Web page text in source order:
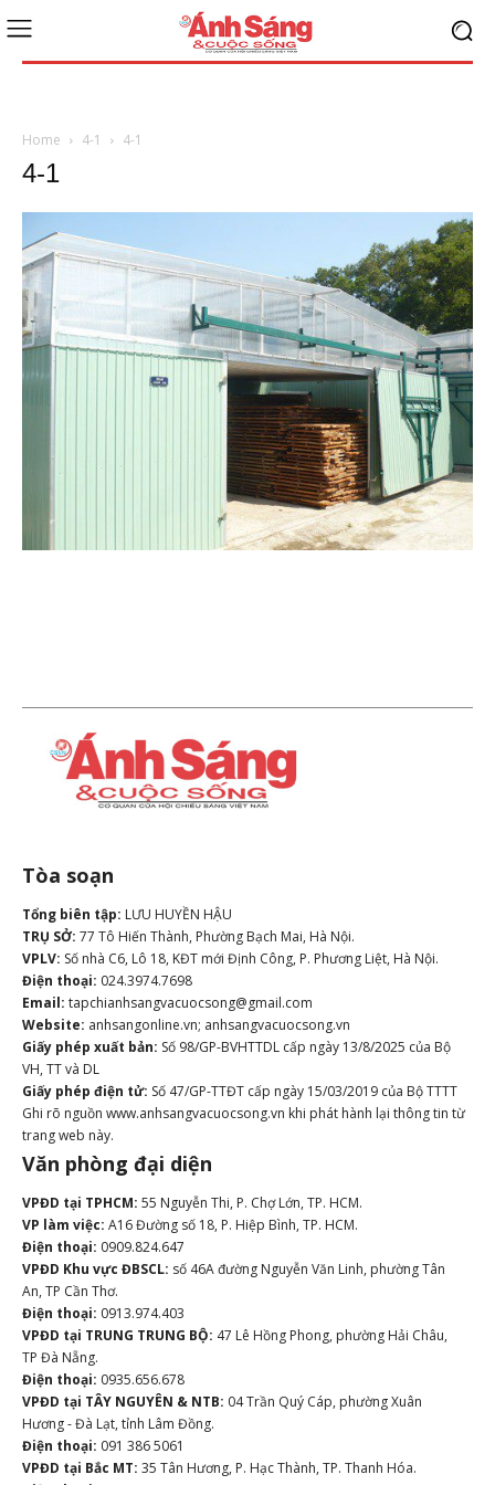
Home 4-1 4-1
4-1
Tòa soạn
Tổng biên tập: LƯU HUYỀN HẬU
TRỤ SỞ: 77 Tô Hiến Thành, Phường Bạch Mai, Hà Nội.
VPLV: Số nhà C6, Lô 18, KĐT mới Định Công, P. Phương Liệt, Hà Nội.
Điện thoại: 024.3974.7698
Email: tapchianhsangvacuocsong@gmail.com
Website: anhsangonline.vn; anhsangvacuocsong.vn
Giấy phép xuất bản: Số 98/GP-BVHTTDL cấp ngày 13/8/2025 của Bộ
VH, TT và DL
Giấy phép điện tử: Số 47/GP-TTĐT cấp ngày 15/03/2019 của Bộ TTTT
Ghi rõ nguồn www.anhsangvacuocsong.vn khi phát hành lại thông tin từ
trang web này.
Văn phòng đại diện
VPĐD tại TPHCM: 55 Nguyễn Thi, P. Chợ Lớn, TP. HCM.
VP làm việc: A16 Đường số 18, P. Hiệp Bình, TP. HCM.
Điện thoại: 0909.824.647
VPĐD Khu vực ĐBSCL: số 46A đường Nguyễn Văn Linh, phường Tân
An, TP Cần Thơ.
Điện thoại: 0913.974.403
VPĐD tại TRUNG TRUNG BỘ: 47 Lê Hồng Phong, phường Hải Châu,
TP Đà Nẵng.
Điện thoại: 0935.656.678
VPĐD tại TÂY NGUYÊN & NTB: 04 Trần Quý Cáp, phường Xuân
Hương - Đà Lạt, tỉnh Lâm Đồng.
Điện thoại: 091 386 5061
VPĐD tại Bắc MT: 35 Tân Hương, P. Hạc Thành, TP. Thanh Hóa.